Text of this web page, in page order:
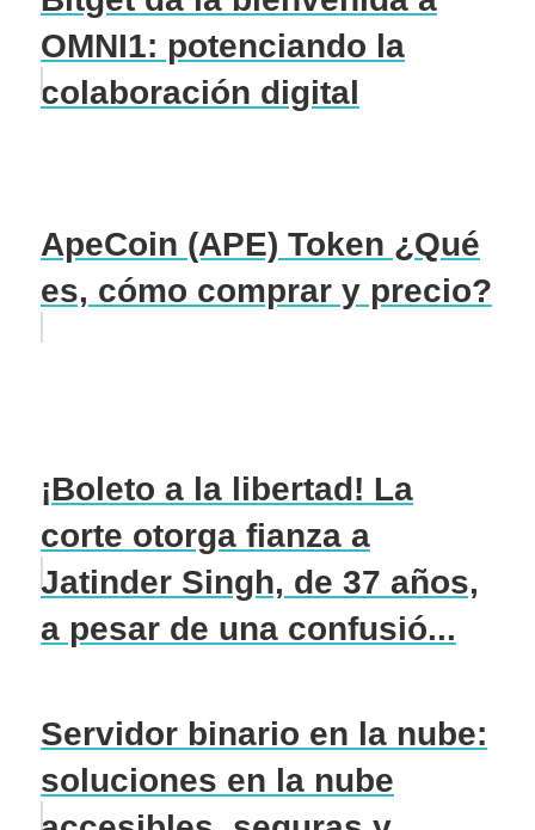
OMNI1: potenciando la
colaboración digital
ApeCoin (APE) Token ¿Qué
es, cómo comprar y precio?
¡Boleto a la libertad! La
corte otorga fianza a
Jatinder Singh, de 37 años,
a pesar de una confusió...
Servidor binario en la nube:
soluciones en la nube